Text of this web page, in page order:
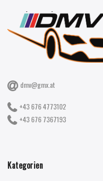
dmv@gmx.at
+43 676 4773102
+43 676 7367193
Kategorien